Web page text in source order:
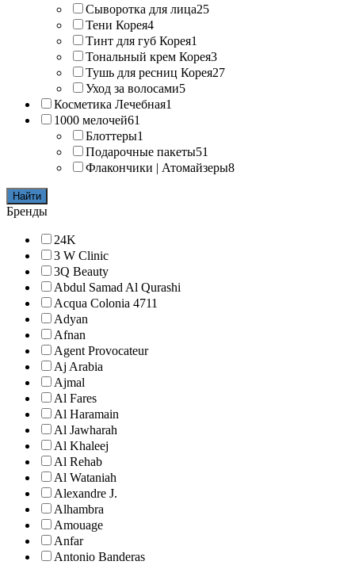
Сыворотка для лица25
Тени Корея4
Тинт для губ Корея1
Тональный крем Корея3
Тушь для ресниц Корея27
Уход за волосами5
Косметика Лечебная1
1000 мелочей61
Блоттеры1
Подарочные пакеты51
Флакончики | Атомайзеры8
Найти
Бренды
24K
3 W Clinic
3Q Beauty
Abdul Samad Al Qurashi
Acqua Colonia 4711
Adyan
Afnan
Agent Provocateur
Aj Arabia
Ajmal
Al Fares
Al Haramain
Al Jawharah
Al Khaleej
Al Rehab
Al Wataniah
Alexandre J.
Alhambra
Amouage
Anfar
Antonio Banderas